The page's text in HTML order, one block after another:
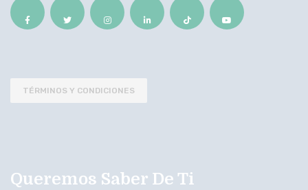
TÉRMINOS Y CONDICIONES
Queremos Saber De Ti